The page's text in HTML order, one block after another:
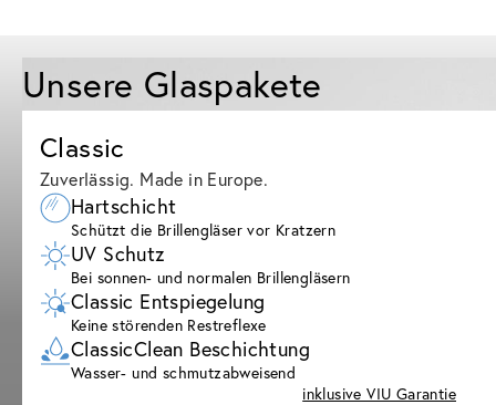
Unsere Glaspakete
Classic
Zuverlässig. Made in Europe.
Hartschicht
Schützt die Brillengläser vor Kratzern
UV Schutz
Bei sonnen- und normalen Brillengläsern
Classic Entspiegelung
Keine störenden Restreflexe
ClassicClean Beschichtung
Wasser- und schmutzabweisend
inklusive VIU Garantie